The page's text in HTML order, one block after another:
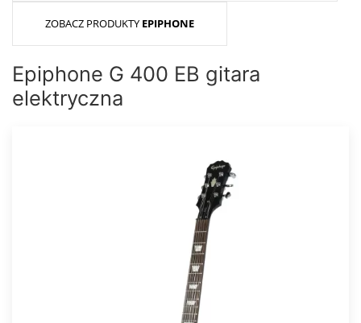
ZOBACZ PRODUKTY EPIPHONE
Epiphone G 400 EB gitara
elektryczna